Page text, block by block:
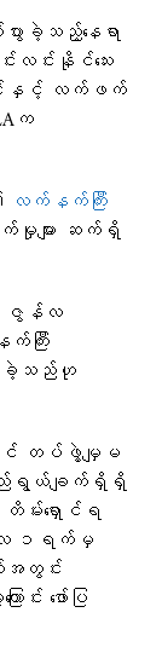
ခဲ့သည့်နေရာ
လင်းနိုင်သေး
ောင်နှင့် လက်ဖက်
က
လက်နက်ကြီး
မှုများ ဆက်ရှိ
ဇွန်လ
ြီး
ခဲ့သည်ဟု
တပ်ဖွဲ့မျှမ
ရည်ရွယ်ချက်ရှိရှိ
မ်းရှောင်ရ
လ ၁ရက်မှ
တွင်း
ဖော်ပြ